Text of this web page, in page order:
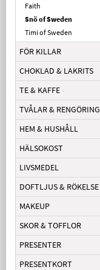
Faith
Snö of Sweden
Timi of Sweden
FÖR KILLAR
CHOKLAD & LAKRITS
TE & KAFFE
TVÅLAR & RENGÖRING
HEM & HUSHÅLL
HÄLSOKOST
LIVSMEDEL
DOFTLJUS & RÖKELSE
MAKEUP
SKOR & TOFFLOR
PRESENTER
PRESENTKORT